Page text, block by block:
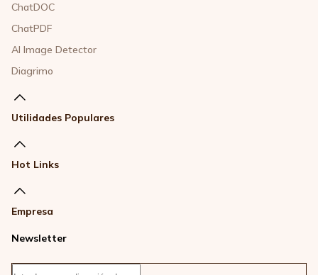
ChatDOC
ChatPDF
AI Image Detector
Diagrimo
Utilidades Populares
Hot Links
Empresa
Newsletter